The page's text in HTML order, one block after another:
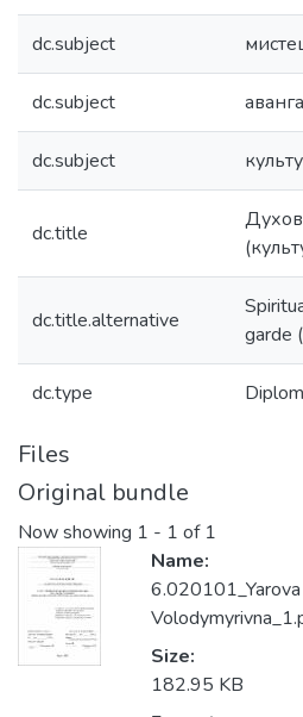
dc.subject
dc.subject
dc.subject
dc.title
dc.title.alternative
garde
dc.type
Files
Original bundle
Now showing 1 - 1 of 1
Name:
6.020101_Yarova
Size:
182.95 KB